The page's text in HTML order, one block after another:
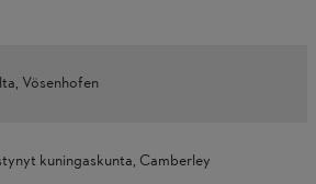
Vösenhofen
kuningaskunta, Camberley